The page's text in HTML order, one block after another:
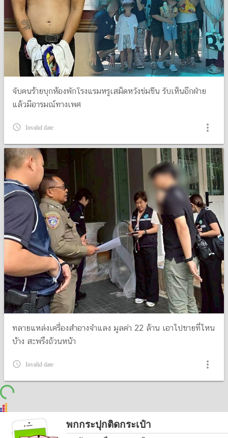
จับคนร้ายบุกห้องพักโรงแรมหรูเสม็ดหวังข่มขืน รับเห็นอีกฝ่าย
แล้วมีอารมณ์ทางเพศ
query_builder Invalid date more_vert
ทลายแหล่งเครื่องสำอางจำแลง มูลค่า 22 ล้าน เอาไปขายที่ไหน
บ้าง สะพรึงถ้วนหน้า
query_builder Invalid date more_vert
พกกระปุกติดกระเป๋า